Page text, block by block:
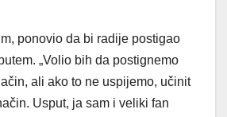
ponovio da bi radije postigao
„Volio bih da postignemo
ali ako to ne uspijemo, učinit
Usput, ja sam i veliki fan